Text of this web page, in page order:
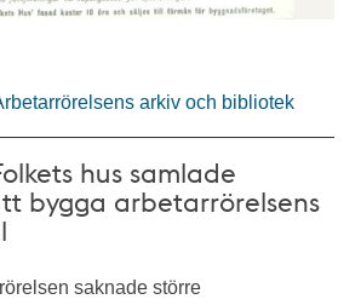
arkiv och bibliotek
hus samlade
bygga arbetarrörelsens
saknade större